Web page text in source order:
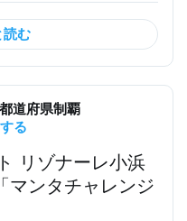
む
道府県制覇
る
リゾナーレ小浜
マンタチャレンジ